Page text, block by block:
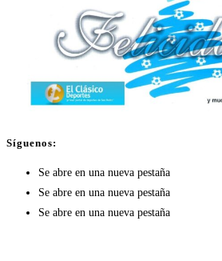
Síguenos:
Se abre en una nueva pestaña
Se abre en una nueva pestaña
Se abre en una nueva pestaña